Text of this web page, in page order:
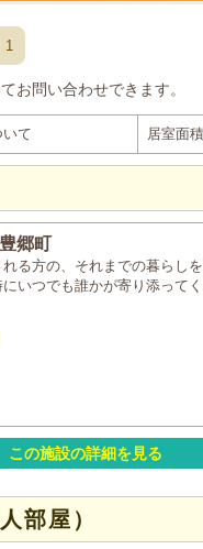
1
お問い合わせできます。
て 居室面積
郷町
る方の、それまでの暮らし
いつでも誰かが寄り添って
この施設の詳細を見る
部屋）